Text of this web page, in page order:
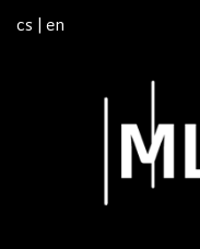
cs | en